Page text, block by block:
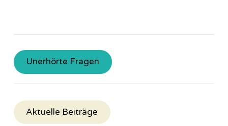
Unerhörte Fragen
Aktuelle Beiträge